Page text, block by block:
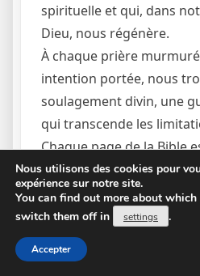
spirituelle et qui, dans
Dieu, nous régénère.
À chaque prière
intention portée, nous
soulagement divin, une
qui transcende les
Chaque page de la Bible
dialoguer avec Dieu, à lui
fardeaux, et à accueillir
transformatrice.
Un regard
Nous utilisons des cookies pour
expérience sur notre site.
You can find out more about
switch them off in
settings .
Accepter